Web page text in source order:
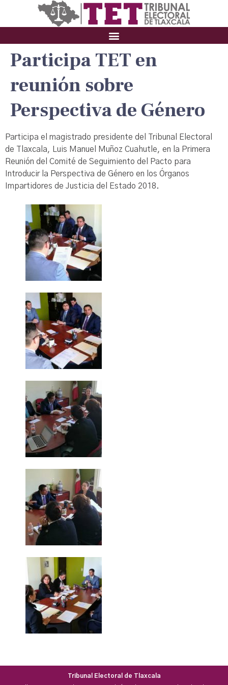
Participa TET en
reunión sobre
Perspectiva de Género
Participa el magistrado presidente del Tribunal Electoral
de Tlaxcala, Luis Manuel Muñoz Cuahutle, en la Primera
Reunión del Comité de Seguimiento del Pacto para
Introducir la Perspectiva de Género en los Órganos
Impartidores de Justicia del Estado 2018.
Tribunal Electoral de Tlaxcala